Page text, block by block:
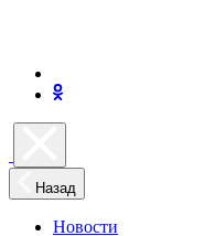
Назад
Новости